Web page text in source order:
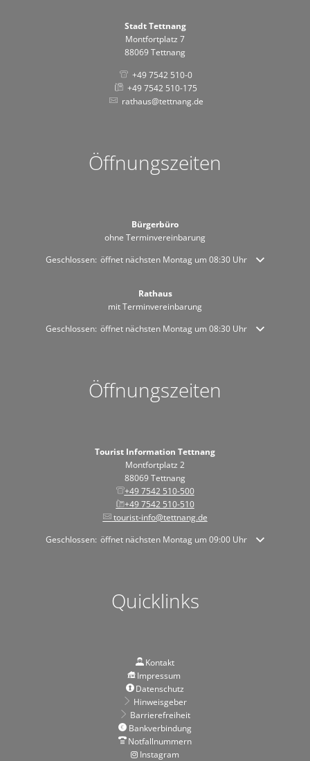
Stadt Tettnang
Montfortplatz 7
88069 Tettnang
+49 7542 510-0
+49 7542 510-175
rathaus@tettnang.de
Öffnungszeiten
Bürgerbüro
ohne Terminvereinbarung
Klicken, um weitere Öffnungs- oder Schließzeiten auszublenden
Geschlossen: öffnet nächsten Montag um 08:30 Uhr
Rathaus
mit Terminvereinbarung
Klicken, um weitere Öffnungs- oder Schließzeiten auszublenden
Geschlossen: öffnet nächsten Montag um 08:30 Uhr
Öffnungszeiten
Tourist Information Tettnang
Montfortplatz 2
88069 Tettnang
+49 7542 510-500
+49 7542 510-510
tourist-info@tettnang.de
Klicken, um weitere Öffnungs- oder Schließzeiten auszublenden
Geschlossen: öffnet nächsten Montag um 09:00 Uhr
Quicklinks
Kontakt
Impressum
Datenschutz
Hinweisgeber
Barrierefreiheit
Bankverbindung
Notfallnummern
Instagram